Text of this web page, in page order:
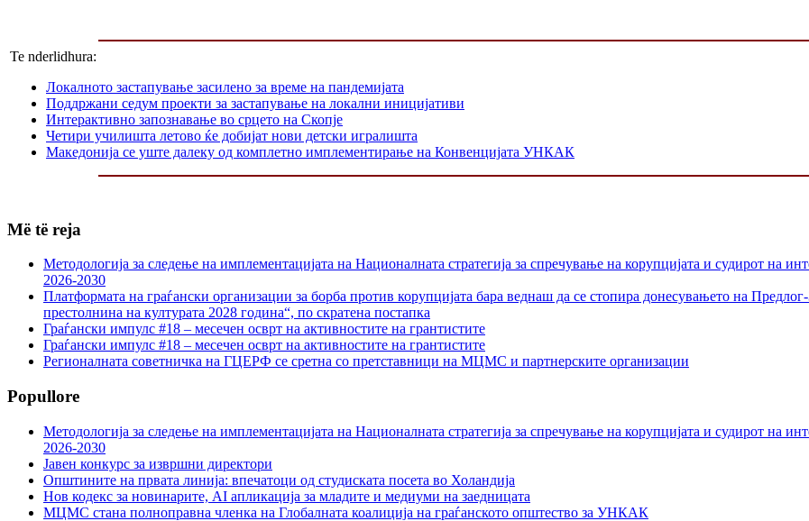
Te nderlidhura:
Локалното застапување засилено за време на пандемијата
Поддржани седум проекти за застапување на локални иницијативи
Интерактивно запознавање во срцето на Скопје
Четири училишта летово ќе добијат нови детски игралишта
Македонија се уште далеку од комплетно имплементирање на Конвенцијата УНКАК
Më të reja
Методологија за следење на имплементацијата на Националната стратегија за спречување на корупцијата и судирот на
2026-2030
Платформата на граѓански организации за борба против корупцијата бара веднаш да се стопира донесувањето на
престолнина на културата 2028 година“, по скратена постапка
Граѓански импулс #18 – месечен осврт на активностите на грантистите
Граѓански импулс #18 – месечен осврт на активностите на грантистите
Регионалната советничка на ГЦЕРФ се сретна со претставници на МЦМС и партнерските организации
Popullore
Методологија за следење на имплементацијата на Националната стратегија за спречување на корупцијата и судирот на
2026-2030
Јавен конкурс за извршни директори
Општините на првата линија: впечатоци од студиската посета во Холандија
Нов кодекс за новинарите, AI апликација за младите и медиуми на заедницата
МЦМС стана полноправна членка на Глобалната коалиција на граѓанското општество за УНКАК